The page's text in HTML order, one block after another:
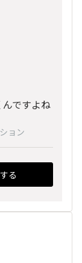
ですよね
ョン
る